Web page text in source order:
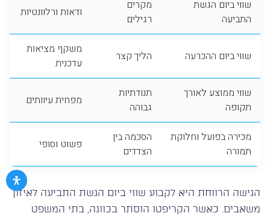
שווי ביום הגשת
התביעה
מקרים
רגילים
ודאות ורלוונטיות
שווי ביום ההכרעה הליך קצר
משקף מציאות
עדכנית
שווי ממוצע לאורך
תקופה
תנודתיות
גבוהה
מפחית עיוותים
מכירה בפועל וחלוקת
תמורה
הסכמה בין
הצדדים
פשוט וסופי
הגישה הרווחת היא לקבוע שווי ביום הגשת התביעה לאיזון
משאבים. כאשר הקריפטו הוסתר בכוונה, בתי המשפט